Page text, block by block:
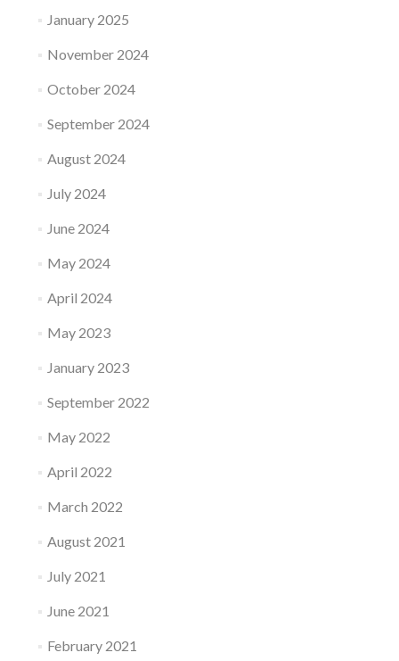
January 2025
November 2024
October 2024
September 2024
August 2024
July 2024
June 2024
May 2024
April 2024
May 2023
January 2023
September 2022
May 2022
April 2022
March 2022
August 2021
July 2021
June 2021
February 2021